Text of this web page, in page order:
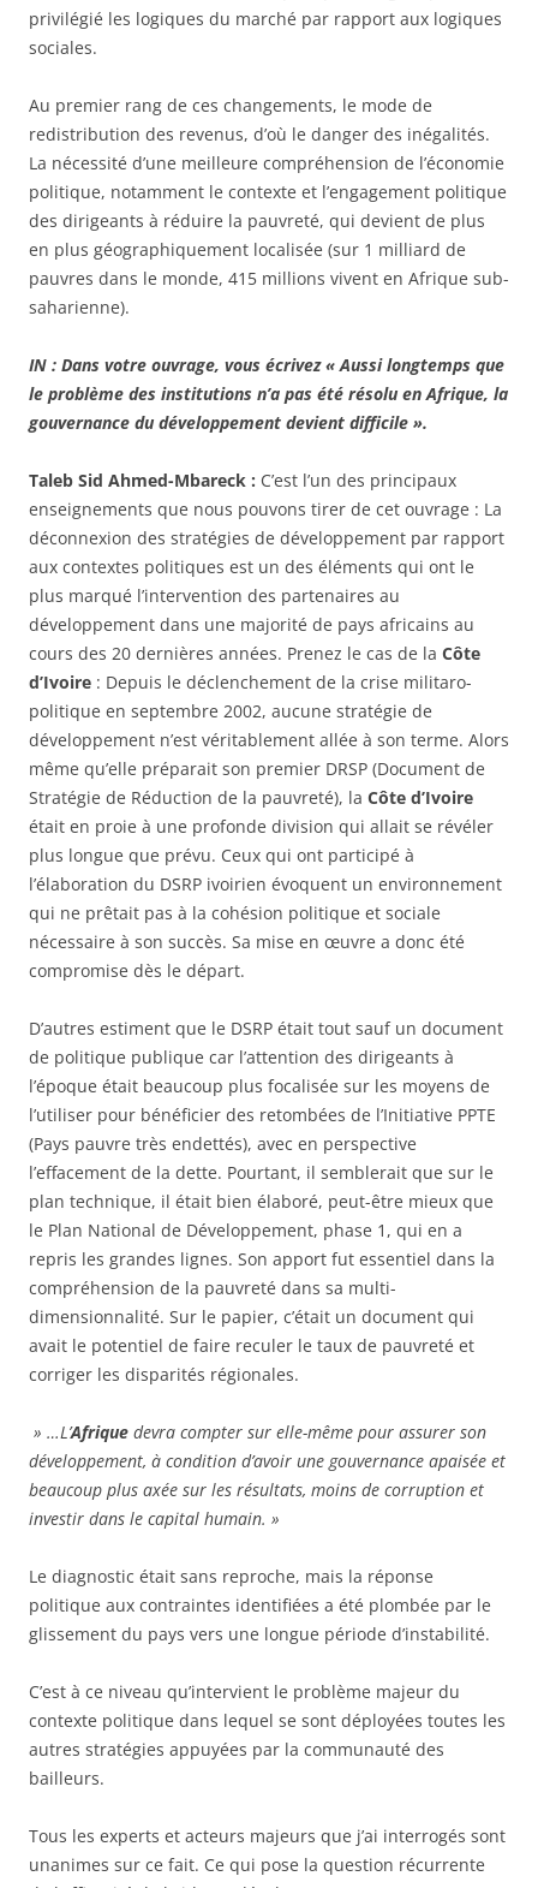
privilégié les logiques du marché par rapport aux logiques
sociales.
Au premier rang de ces changements, le mode de
redistribution des revenus, d’où le danger des inégalités.
La nécessité d’une meilleure compréhension de l’économie
politique, notamment le contexte et l’engagement politique
des dirigeants à réduire la pauvreté, qui devient de plus
en plus géographiquement localisée (sur 1 milliard de
pauvres dans le monde, 415 millions vivent en Afrique sub-
saharienne).
IN : Dans votre ouvrage, vous écrivez « Aussi longtemps que
le problème des institutions n’a pas été résolu en Afrique, la
gouvernance du développement devient difficile ».
Taleb Sid Ahmed-Mbareck : C’est l’un des principaux
enseignements que nous pouvons tirer de cet ouvrage : La
déconnexion des stratégies de développement par rapport
aux contextes politiques est un des éléments qui ont le
plus marqué l’intervention des partenaires au
développement dans une majorité de pays africains au
cours des 20 dernières années. Prenez le cas de la Côte
d’Ivoire : Depuis le déclenchement de la crise militaro-
politique en septembre 2002, aucune stratégie de
développement n’est véritablement allée à son terme. Alors
même qu’elle préparait son premier DRSP (Document de
Stratégie de Réduction de la pauvreté), la Côte d’Ivoire
était en proie à une profonde division qui allait se révéler
plus longue que prévu. Ceux qui ont participé à
l’élaboration du DSRP ivoirien évoquent un environnement
qui ne prêtait pas à la cohésion politique et sociale
nécessaire à son succès. Sa mise en œuvre a donc été
compromise dès le départ.
D’autres estiment que le DSRP était tout sauf un document
de politique publique car l’attention des dirigeants à
l’époque était beaucoup plus focalisée sur les moyens de
l’utiliser pour bénéficier des retombées de l’Initiative PPTE
(Pays pauvre très endettés), avec en perspective
l’effacement de la dette. Pourtant, il semblerait que sur le
plan technique, il était bien élaboré, peut-être mieux que
le Plan National de Développement, phase 1, qui en a
repris les grandes lignes. Son apport fut essentiel dans la
compréhension de la pauvreté dans sa multi-
dimensionnalité. Sur le papier, c’était un document qui
avait le potentiel de faire reculer le taux de pauvreté et
corriger les disparités régionales.
» …L’Afrique devra compter sur elle-même pour assurer son
développement, à condition d’avoir une gouvernance apaisée et
beaucoup plus axée sur les résultats, moins de corruption et
investir dans le capital humain. »
Le diagnostic était sans reproche, mais la réponse
politique aux contraintes identifiées a été plombée par le
glissement du pays vers une longue période d’instabilité.
C’est à ce niveau qu’intervient le problème majeur du
contexte politique dans lequel se sont déployées toutes les
autres stratégies appuyées par la communauté des
bailleurs.
Tous les experts et acteurs majeurs que j’ai interrogés sont
unanimes sur ce fait. Ce qui pose la question récurrente